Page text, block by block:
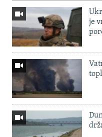
je